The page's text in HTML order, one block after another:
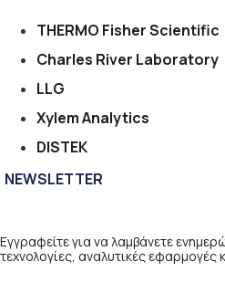
THERMO Fisher Scientific
Charles River Laboratory
LLG
Xylem Analytics
DISTEK
NEWSLETTER
Εγγραφείτε για να λαμβάνετε
τεχνολογίες, αναλυτικές εφαρμογές